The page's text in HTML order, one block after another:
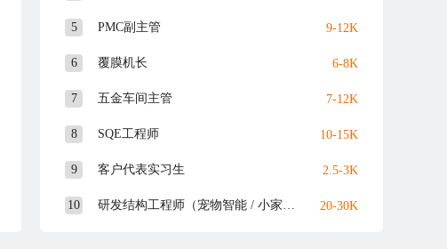
5 PMC副主管 9-12K
6 覆膜机长 6-8K
7 五金车间主管 7-12K
8 SQE工程师 10-15K
9 客户代表实习生 2.5-3K
10 研发结构工程师（宠物智能 / 小家电） 20-30K